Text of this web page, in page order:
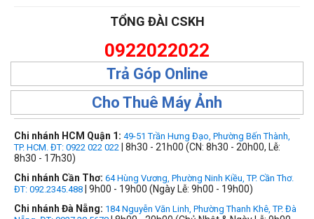
TỔNG ĐÀI CSKH
0922022022
Trả Góp Online
Cho Thuê Máy Ảnh
Chi nhánh HCM Quận 1: 49-51 Trần Hưng Đạo, Phường Bến Thành,
TP. HCM. ĐT: 0922 022 022 | 8h30 - 21h00 (CN: 8h30 - 20h00, Lễ:
8h30 - 17h30)
Chi nhánh Cần Thơ: 64 Hùng Vương, Phường Ninh Kiều, TP. Cần Thơ.
ĐT: 092.2345.488 | 9h00 - 19h00 (Ngày Lễ: 9h00 - 19h00)
Chi nhánh Đà Nẵng: 184 Nguyễn Văn Linh, Phường Thanh Khê, TP. Đà